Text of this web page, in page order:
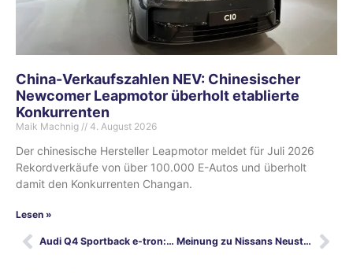
China-Verkaufszahlen NEV: Chinesischer
Newcomer Leapmotor überholt etablierte
Konkurrenten
Maik Machnig 4. August 2026
Der chinesische Hersteller Leapmotor meldet für Juli 2026
Rekordverkäufe von über 100.000 E-Autos und überholt
damit den Konkurrenten Changan.
Lesen »
Audi Q4 Sportback e-tron: Die Quattro-Skulptur Meinung zu Nissans Neustart mit dem Ariya